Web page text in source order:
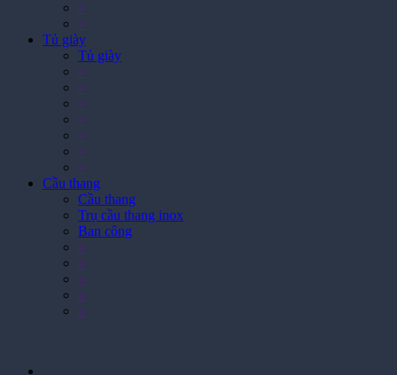
>
>
Tủ giày
Tủ giày
>
>
>
>
>
>
>
Cầu thang
Cầu thang
Trụ cầu thang inox
Ban công
>
>
>
>
>